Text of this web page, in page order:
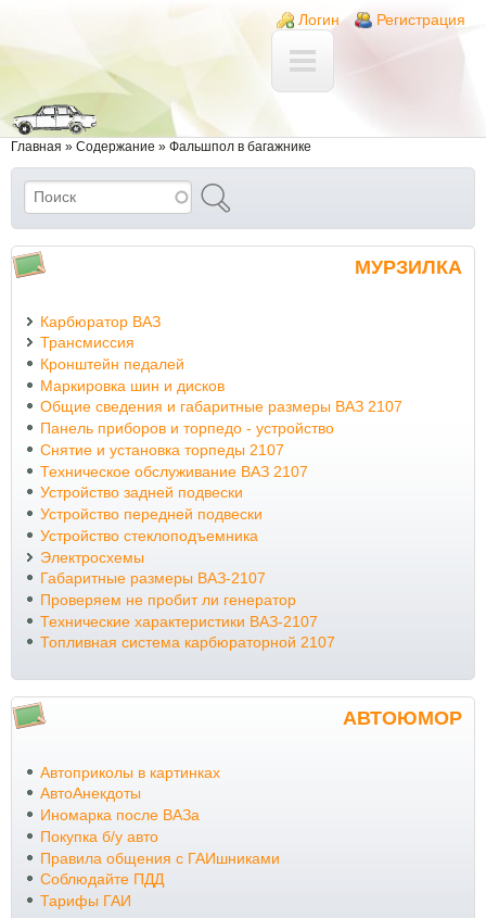
Login links
Логин Регистрация
Вы здесь
Главная » Содержание » Фальшпол в багажнике
Форма поиска
Поиск
МУРЗИЛКА
Карбюратор ВАЗ
Трансмиссия
Кронштейн педалей
Маркировка шин и дисков
Общие сведения и габаритные размеры ВАЗ 2107
Панель приборов и торпедо - устройство
Снятие и установка торпеды 2107
Техническое обслуживание ВАЗ 2107
Устройство задней подвески
Устройство передней подвески
Устройство стеклоподъемника
Электросхемы
Габаритные размеры ВАЗ-2107
Проверяем не пробит ли генератор
Технические характеристики ВАЗ-2107
Топливная система карбюраторной 2107
АВТОЮМОР
Автоприколы в картинках
АвтоАнекдоты
Иномарка после ВАЗа
Покупка б/у авто
Правила общения с ГАИшниками
Соблюдайте ПДД
Тарифы ГАИ